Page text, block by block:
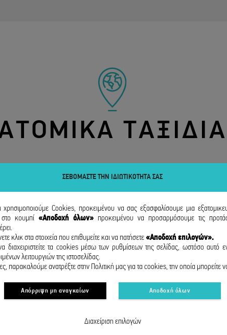
ΤΑΞΙΔΙΑ
ΣΕΒΟΜΑΣΤΕ ΤΗΝ ΙΔΙΩΤΙΚΟΤΗΤΑ ΣΑΣ
χρησιμοποιούμε Cookies, προκειμένου να σας εξασφαλίσουμε μια
στο κουμπί «Αποδοχή όλων» προκειμένου να προσαρμόσουμε τις
κλικ στα στοιχεία που επιθυμείτε και να πατήσετε«Αποδοχή επιλογών».
διαχειριστείτε τα cookies μέσω των ρυθμίσεων της σελίδας, ωστόσο αυτό
λειτουργιών της ιστοσελίδας.
παρακαλούμε ανατρέξτε στην Πολιτική μας για τα cookies, την οποία μπορείτε
Απόρριψη μη αναγκαίων Αποδοχή όλων
Διαχείριση επιλογών